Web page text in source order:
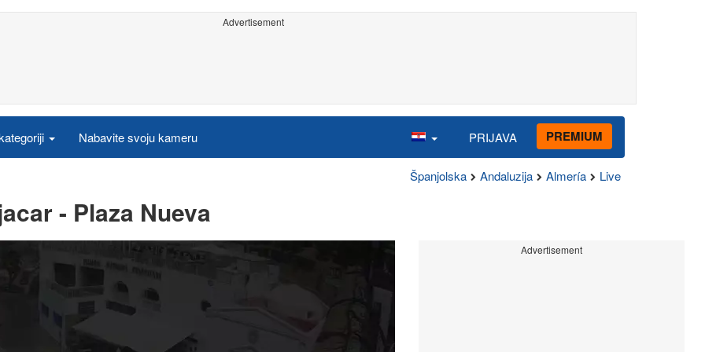
Advertisement
Nabavite svoju kameru PRIJAVA PREMIUM
Španjolska Andaluzija Almería Live
- Plaza Nueva
Advertisement